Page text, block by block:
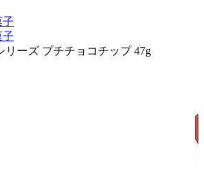
子
子
リーズ プチチョコチップ 47g